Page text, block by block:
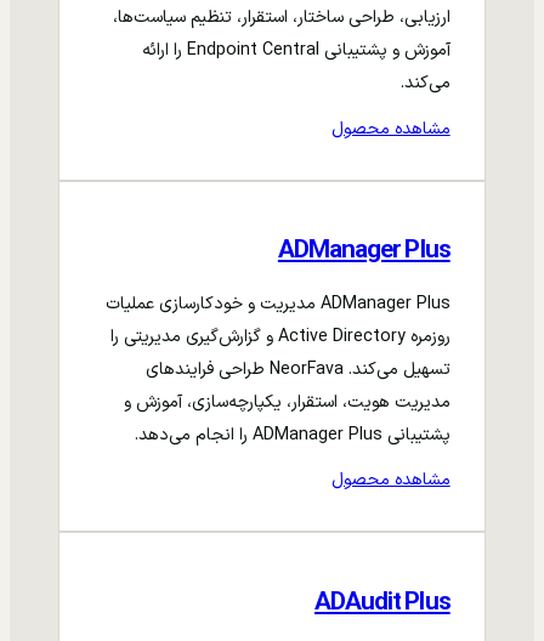
ارزیابی، طراحی ساختار، استقرار، تنظیم سیاست‌ها،
آموزش و پشتیبانی Endpoint Central را ارائه
می‌کند.
مشاهده محصول
ADManager Plus
ADManager Plus مدیریت و خودکارسازی عملیات
روزمره Active Directory و گزارش‌گیری مدیریتی را
تسهیل می‌کند. NeorFava طراحی فرایندهای
مدیریت هویت، استقرار، یکپارچه‌سازی، آموزش و
پشتیبانی ADManager Plus را انجام می‌دهد.
مشاهده محصول
ADAudit Plus